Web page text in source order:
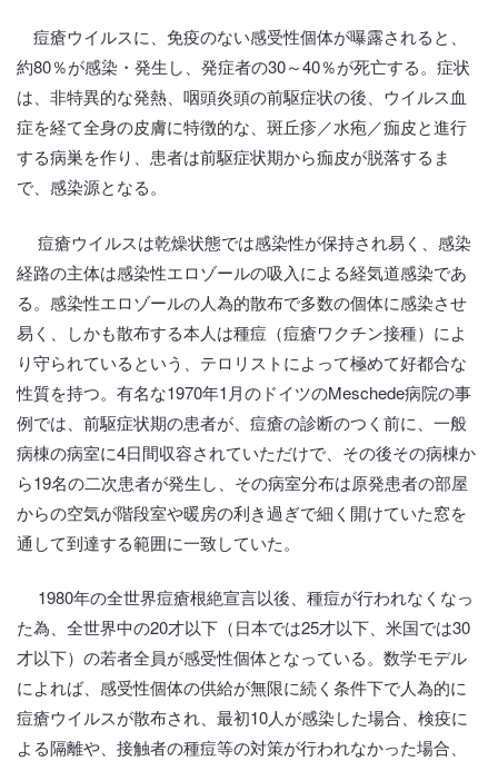
痘瘡ウイルスに、免疫のない感受性個体が曝露されると、
約80％が感染・発生し、発症者の30～40％が死亡する。症状
は、非特異的な発熱、咽頭炎頭の前駆症状の後、ウイルス血
症を経て全身の皮膚に特徴的な、斑丘疹／水疱／痂皮と進行
する病巣を作り、患者は前駆症状期から痂皮が脱落するま
で、感染源となる。
痘瘡ウイルスは乾燥状態では感染性が保持され易く、感染
経路の主体は感染性エロゾールの吸入による経気道感染であ
る。感染性エロゾールの人為的散布で多数の個体に感染させ
易く、しかも散布する本人は種痘（痘瘡ワクチン接種）によ
り守られているという、テロリストによって極めて好都合な
性質を持つ。有名な1970年1月のドイツのMeschede病院の事
例では、前駆症状期の患者が、痘瘡の診断のつく前に、一般
病棟の病室に4日間収容されていただけで、その後その病棟か
ら19名の二次患者が発生し、その病室分布は原発患者の部屋
からの空気が階段室や暖房の利き過ぎで細く開けていた窓を
通して到達する範囲に一致していた。
1980年の全世界痘瘡根絶宣言以後、種痘が行われなくなっ
た為、全世界中の20才以下（日本では25才以下、米国では30
才以下）の若者全員が感受性個体となっている。数学モデル
によれば、感受性個体の供給が無限に続く条件下で人為的に
痘瘡ウイルスが散布され、最初10人が感染した場合、検疫に
よる隔離や、接触者の種痘等の対策が行われなかった場合、